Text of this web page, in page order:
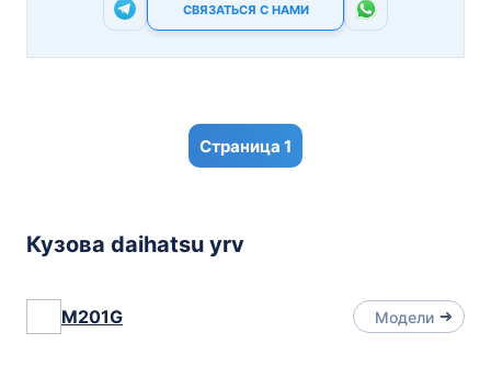
СВЯЗАТЬСЯ С НАМИ
1
Кузова daihatsu yrv
M201G Модели